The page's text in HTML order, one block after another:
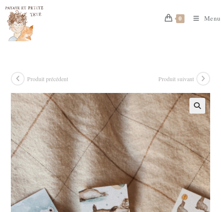
Skip
content
0 Menu
Produit précédent Produit suivant